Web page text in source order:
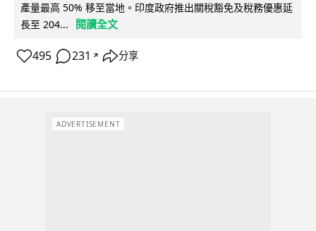
產量最高 50% 移至當地。印度政府推出關稅豁免及稅務優惠延
長至 204...
閱讀全文
495 231 ↗ 分享
ADVERTISEMENT